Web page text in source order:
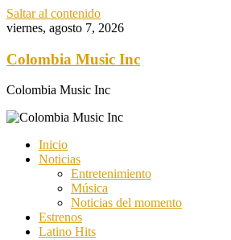
Saltar al contenido
viernes, agosto 7, 2026
Colombia Music Inc
Colombia Music Inc
Inicio
Noticias
Entretenimiento
Música
Noticias del momento
Estrenos
Latino Hits